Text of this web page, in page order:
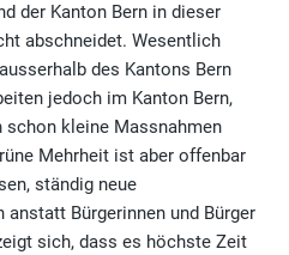
der Kanton Bern in dieser
abschneidet. Wesentlich
des Kantons Bern
jedoch im Kanton Bern,
kleine Massnahmen
Mehrheit ist aber offenbar
ständig neue
anstatt Bürgerinnen und Bürger
sich, dass es höchste Zeit